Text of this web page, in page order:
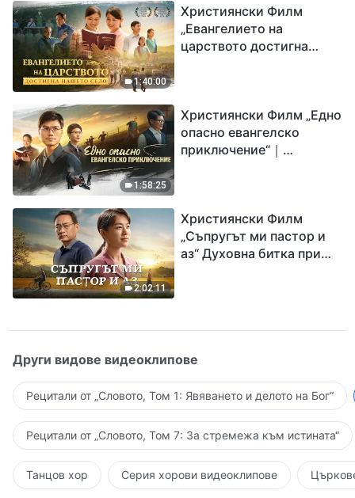
1:40:00
Християнски Филм
„Евангелието на
царството достигна
1:58:25
Християнски Филм „Едно
опасно евангелско
приключение“｜
Исус
2:02:11
Християнски Филм
„Съпругът ми пастор и
аз“ Духовна битка при
Други видове видеоклипове
Рецитали от „Словото, Том 1: Явяването и делото на Бог“
Рецитали от „Словото, Том 7: За стремежа към истината“
Танцов хор Серия хорови видеоклипове